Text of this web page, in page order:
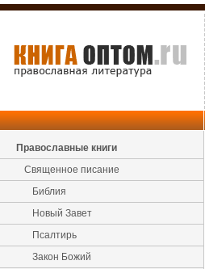
Православные книги
Священное писание
Библия
Новый Завет
Псалтирь
Закон Божий